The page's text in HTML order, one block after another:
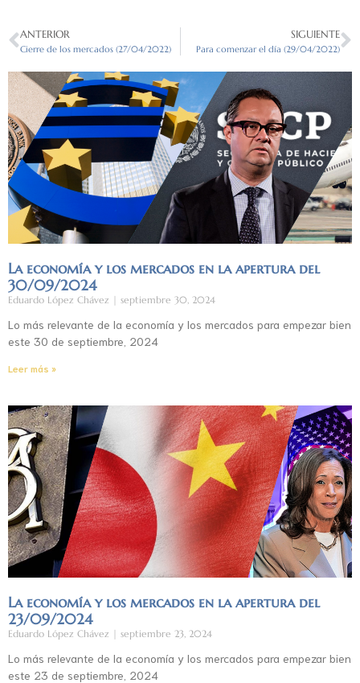
ANTERIOR
Cierre de los mercados (27/04/2022)
SIGUIENTE
Para comenzar el día (29/04/2022)
La economía y los mercados en la apertura del
30/09/2024
Eduardo López Chávez septiembre 30, 2024
Lo más relevante de la economía y los mercados para empezar bien
este 30 de septiembre, 2024
Leer más »
La economía y los mercados en la apertura del
23/09/2024
Eduardo López Chávez septiembre 23, 2024
Lo más relevante de la economía y los mercados para empezar bien
este 23 de septiembre, 2024